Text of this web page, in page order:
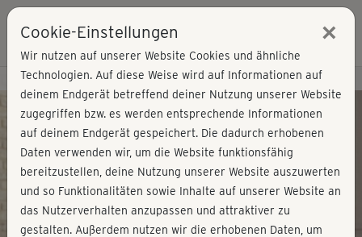
Play
Video
Kursvorschau - Jetzt mitmachen!
Cookie-Einstellungen ×
Wir nutzen auf unserer Website Cookies und ähnliche
Technologien. Auf diese Weise wird auf Informationen auf
deinem Endgerät betreffend deiner Nutzung unserer Website
zugegriffen bzw. es werden entsprechende Informationen
auf deinem Endgerät gespeichert. Die dadurch erhobenen
Daten verwenden wir, um die Website funktionsfähig
bereitzustellen, deine Nutzung unserer Website auszuwerten
und so Funktionalitäten sowie Inhalte auf unserer Website an
das Nutzerverhalten anzupassen und attraktiver zu
gestalten. Außerdem nutzen wir die erhobenen Daten, um